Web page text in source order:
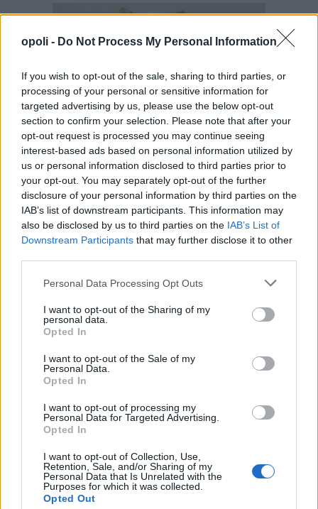
opoli - Do Not Process My Personal Information
If you wish to opt-out of the sale, sharing to third parties, or
processing of your personal or sensitive information for
targeted advertising by us, please use the below opt-out
section to confirm your selection. Please note that after your
opt-out request is processed you may continue seeing
interest-based ads based on personal information utilized by
us or personal information disclosed to third parties prior to
your opt-out. You may separately opt-out of the further
disclosure of your personal information by third parties on the
IAB’s list of downstream participants. This information may
also be disclosed by us to third parties on the IAB’s List of
Downstream Participants that may further disclose it to other
Personal Data Processing Opt Outs
I want to opt-out of the Sharing of my
personal data.
Opted In
I want to opt-out of the Sale of my
Personal Data.
Opted In
I want to opt-out of processing my
Personal Data for Targeted Advertising.
Opted In
I want to opt-out of Collection, Use,
Retention, Sale, and/or Sharing of my
Personal Data that Is Unrelated with the
Purposes for which it was collected.
Opted Out